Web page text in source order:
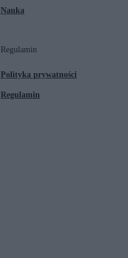
Nauka
Regulamin
Polityka prywatności
Regulamin